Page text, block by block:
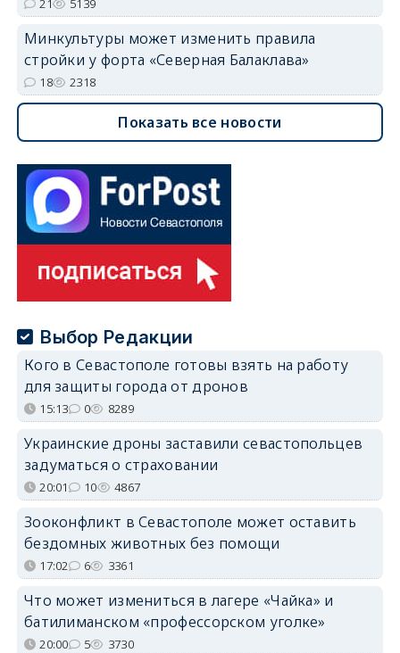
21 5139
Минкультуры может изменить правила
стройки у форта «Северная Балаклава»
18 2318
Показать все новости
Выбор Редакции
Кого в Севастополе готовы взять на работу
для защиты города от дронов
15:13 0 8289
Украинские дроны заставили севастопольцев
задуматься о страховании
20:01 10 4867
Зооконфликт в Севастополе может оставить
бездомных животных без помощи
17:02 6 3361
Что может измениться в лагере «Чайка» и
батилиманском «профессорском уголке»
20:00 5 3730